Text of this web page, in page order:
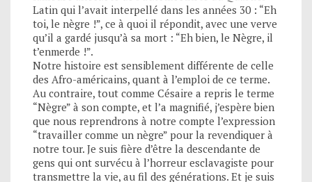
Latin qui l’avait interpellé dans les années 30 : “Eh
toi, le nègre !”, ce à quoi il répondit, avec une verve
qu’il a gardé jusqu’à sa mort : “Eh bien, le Nègre, il
t’enmerde !”.
Notre histoire est sensiblement différente de celle
des Afro-américains, quant à l’emploi de ce terme.
Au contraire, tout comme Césaire a repris le terme
“Nègre” à son compte, et l’a magnifié, j’espère bien
que nous reprendrons à notre compte l’expression
“travailler comme un nègre” pour la revendiquer à
notre tour. Je suis fière d’être la descendante de
gens qui ont survécu à l’horreur esclavagiste pour
transmettre la vie, au fil des générations. Et je suis